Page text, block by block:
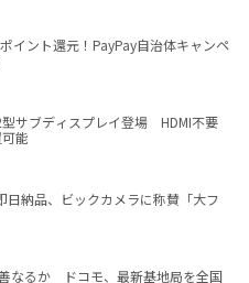
イント還元！PayPay自治体キャンペ
サブディスプレイ登場 HDMI不要
能
日納品、ビックカメラに称賛「大フ
善なるか ドコモ、最新基地局を全国